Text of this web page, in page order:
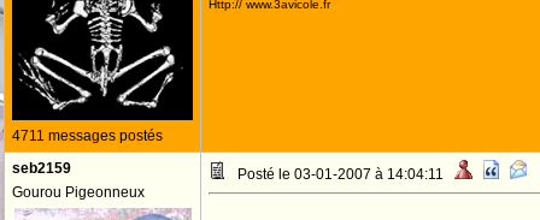
4711 messages postés
Http:// www.3avicole.fr
seb2159
Gourou Pigeonneux
Posté le 03-01-2007 à 14:04:11